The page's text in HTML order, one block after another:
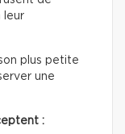
leur
plus petite
une
: